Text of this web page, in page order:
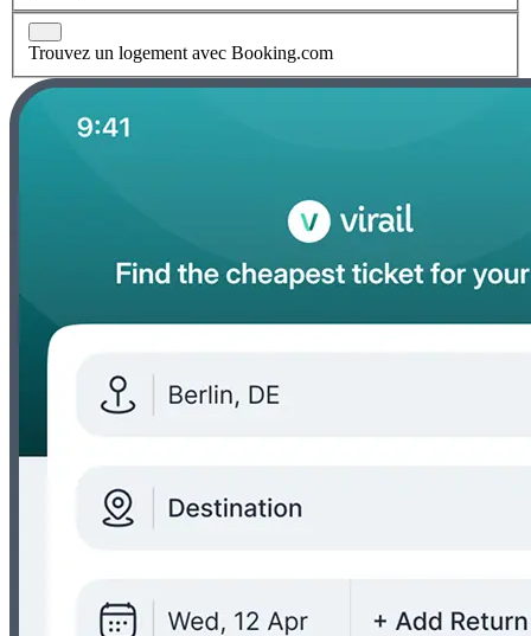
Trouvez un logement avec Booking.com